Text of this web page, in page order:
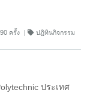
ครั้ง ปฏิทินกิจกรรม
ประเทศ